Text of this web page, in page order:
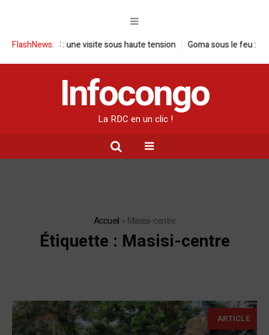
FlashNews:
RDC : une visite sous haute tension Goma sous le feu : la
Infocongo
La RDC en un clic !
Accueil » Masisi-centre
Étiquette : Masisi-centre
ARTICLE